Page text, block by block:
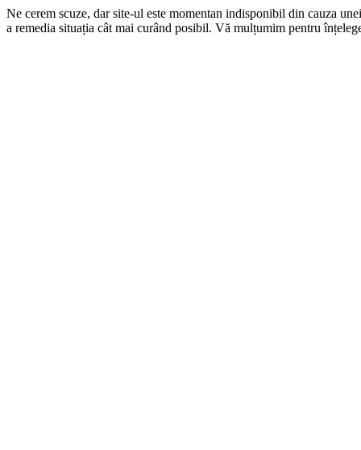
Ne cerem scuze, dar site-ul este momentan indisponibil din cauza
a remedia situația cât mai curând posibil. Vă mulțumim pentru